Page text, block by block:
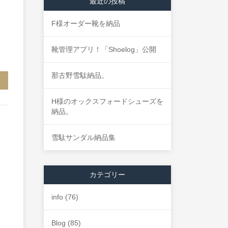
F様オーダー靴を納品
靴管理アプリ！「Shoelog」公開
那古野雪駄納品。
H様のオックスフォードシューズを
納品。
雪駄サンダル納品集
カテゴリー
info (76)
Blog (85)